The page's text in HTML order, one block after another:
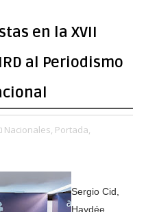
en la XVII
al Periodismo
Nacionales, Portada,
Sergio Cid,
Haydée